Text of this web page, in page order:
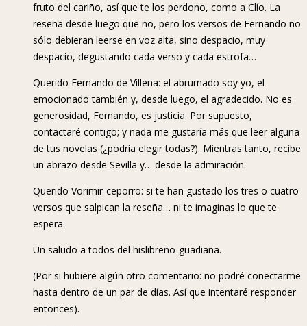
fruto del cariño, así que te los perdono, como a Clío. La
reseña desde luego que no, pero los versos de Fernando no
sólo debieran leerse en voz alta, sino despacio, muy
despacio, degustando cada verso y cada estrofa…
Querido Fernando de Villena: el abrumado soy yo, el
emocionado también y, desde luego, el agradecido. No es
generosidad, Fernando, es justicia. Por supuesto,
contactaré contigo; y nada me gustaría más que leer alguna
de tus novelas (¿podría elegir todas?). Mientras tanto, recibe
un abrazo desde Sevilla y… desde la admiración.
Querido Vorimir-ceporro: si te han gustado los tres o cuatro
versos que salpican la reseña… ni te imaginas lo que te
espera.
Un saludo a todos del hislibreño-guadiana.
(Por si hubiere algún otro comentario: no podré conectarme
hasta dentro de un par de días. Así que intentaré responder
entonces).